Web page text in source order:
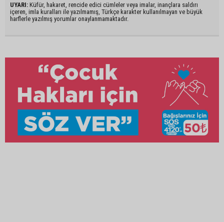
UYARI: Küfür, hakaret, rencide edici cümleler veya imalar, inançlara saldırı
içeren, imla kuralları ile yazılmamış, Türkçe karakter kullanılmayan ve büyük
harflerle yazılmış yorumlar onaylanmamaktadır.